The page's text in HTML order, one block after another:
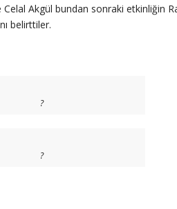
Akgül bundan sonraki etkinliğin
belirttiler.
?
?